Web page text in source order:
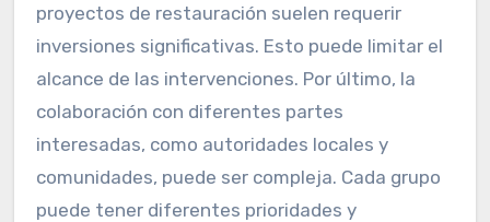
proyectos de restauración suelen requerir
inversiones significativas. Esto puede limitar el
alcance de las intervenciones. Por último, la
colaboración con diferentes partes
interesadas, como autoridades locales y
comunidades, puede ser compleja. Cada grupo
puede tener diferentes prioridades y